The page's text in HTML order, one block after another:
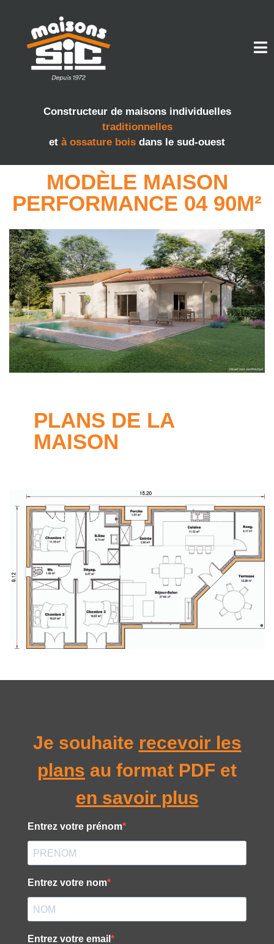
Constructeur de maisons individuelles
traditionnelles
et à ossature bois dans le sud-ouest
MODÈLE MAISON
PERFORMANCE 04 90M²
PLANS DE LA
MAISON